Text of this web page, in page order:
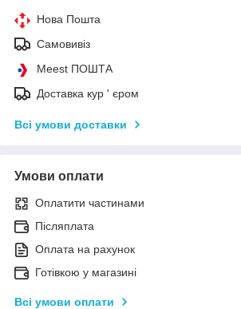
Нова Пошта
Самовивіз
Meest ПОШТА
Доставка кур ' єром
Всі умови доставки
Умови оплати
Оплатити частинами
Післяплата
Оплата на рахунок
Готівкою у магазині
Всі умови оплати